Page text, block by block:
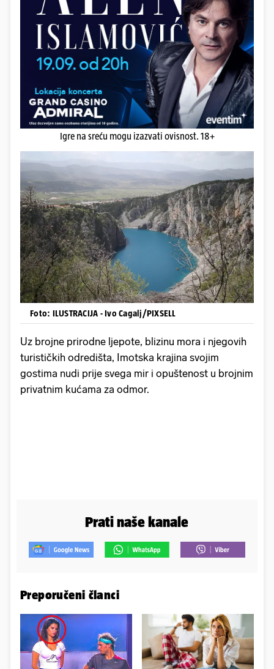
Igre na sreću mogu izazvati ovisnost. 18+
Foto: ILUSTRACIJA - Ivo Cagalj/PIXSELL
Uz brojne prirodne ljepote, blizinu mora i njegovih
turističkih odredišta, Imotska krajina svojim
gostima nudi prije svega mir i opuštenost u brojnim
privatnim kućama za odmor.
Prati naše kanale
Preporučeni članci